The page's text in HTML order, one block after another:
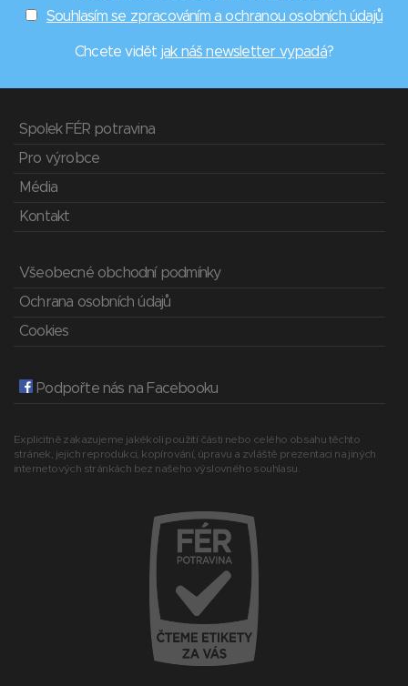
Souhlasím se zpracováním a ochranou osobních údajů
Chcete vidět jak náš newsletter vypadá?
Spolek FÉR potravina
Pro výrobce
Média
Kontakt
Všeobecné obchodní podmínky
Ochrana osobních údajů
Cookies
Podpořte nás na Facebooku
Explicitně zakazujeme jakékoli použití části nebo celého obsahu těchto
stránek, jejich reprodukci, kopírování, úpravu a zvláště prezentaci na jiných
internetových stránkách bez našeho výslovného souhlasu.